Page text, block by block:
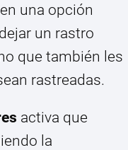
una opción
un rastro
que también les
rastreadas.
activa que
la